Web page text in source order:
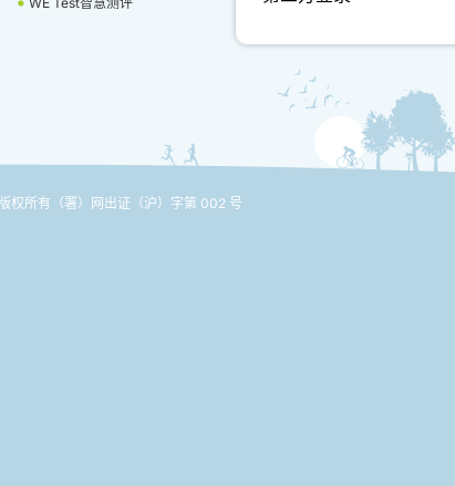
权所有 （署）网出证（沪）字第 002 号